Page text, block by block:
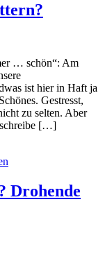
… schön“: Am
ist hier in Haft ja
Gestresst,
zu selten. Aber
schreibe […]
Drohende